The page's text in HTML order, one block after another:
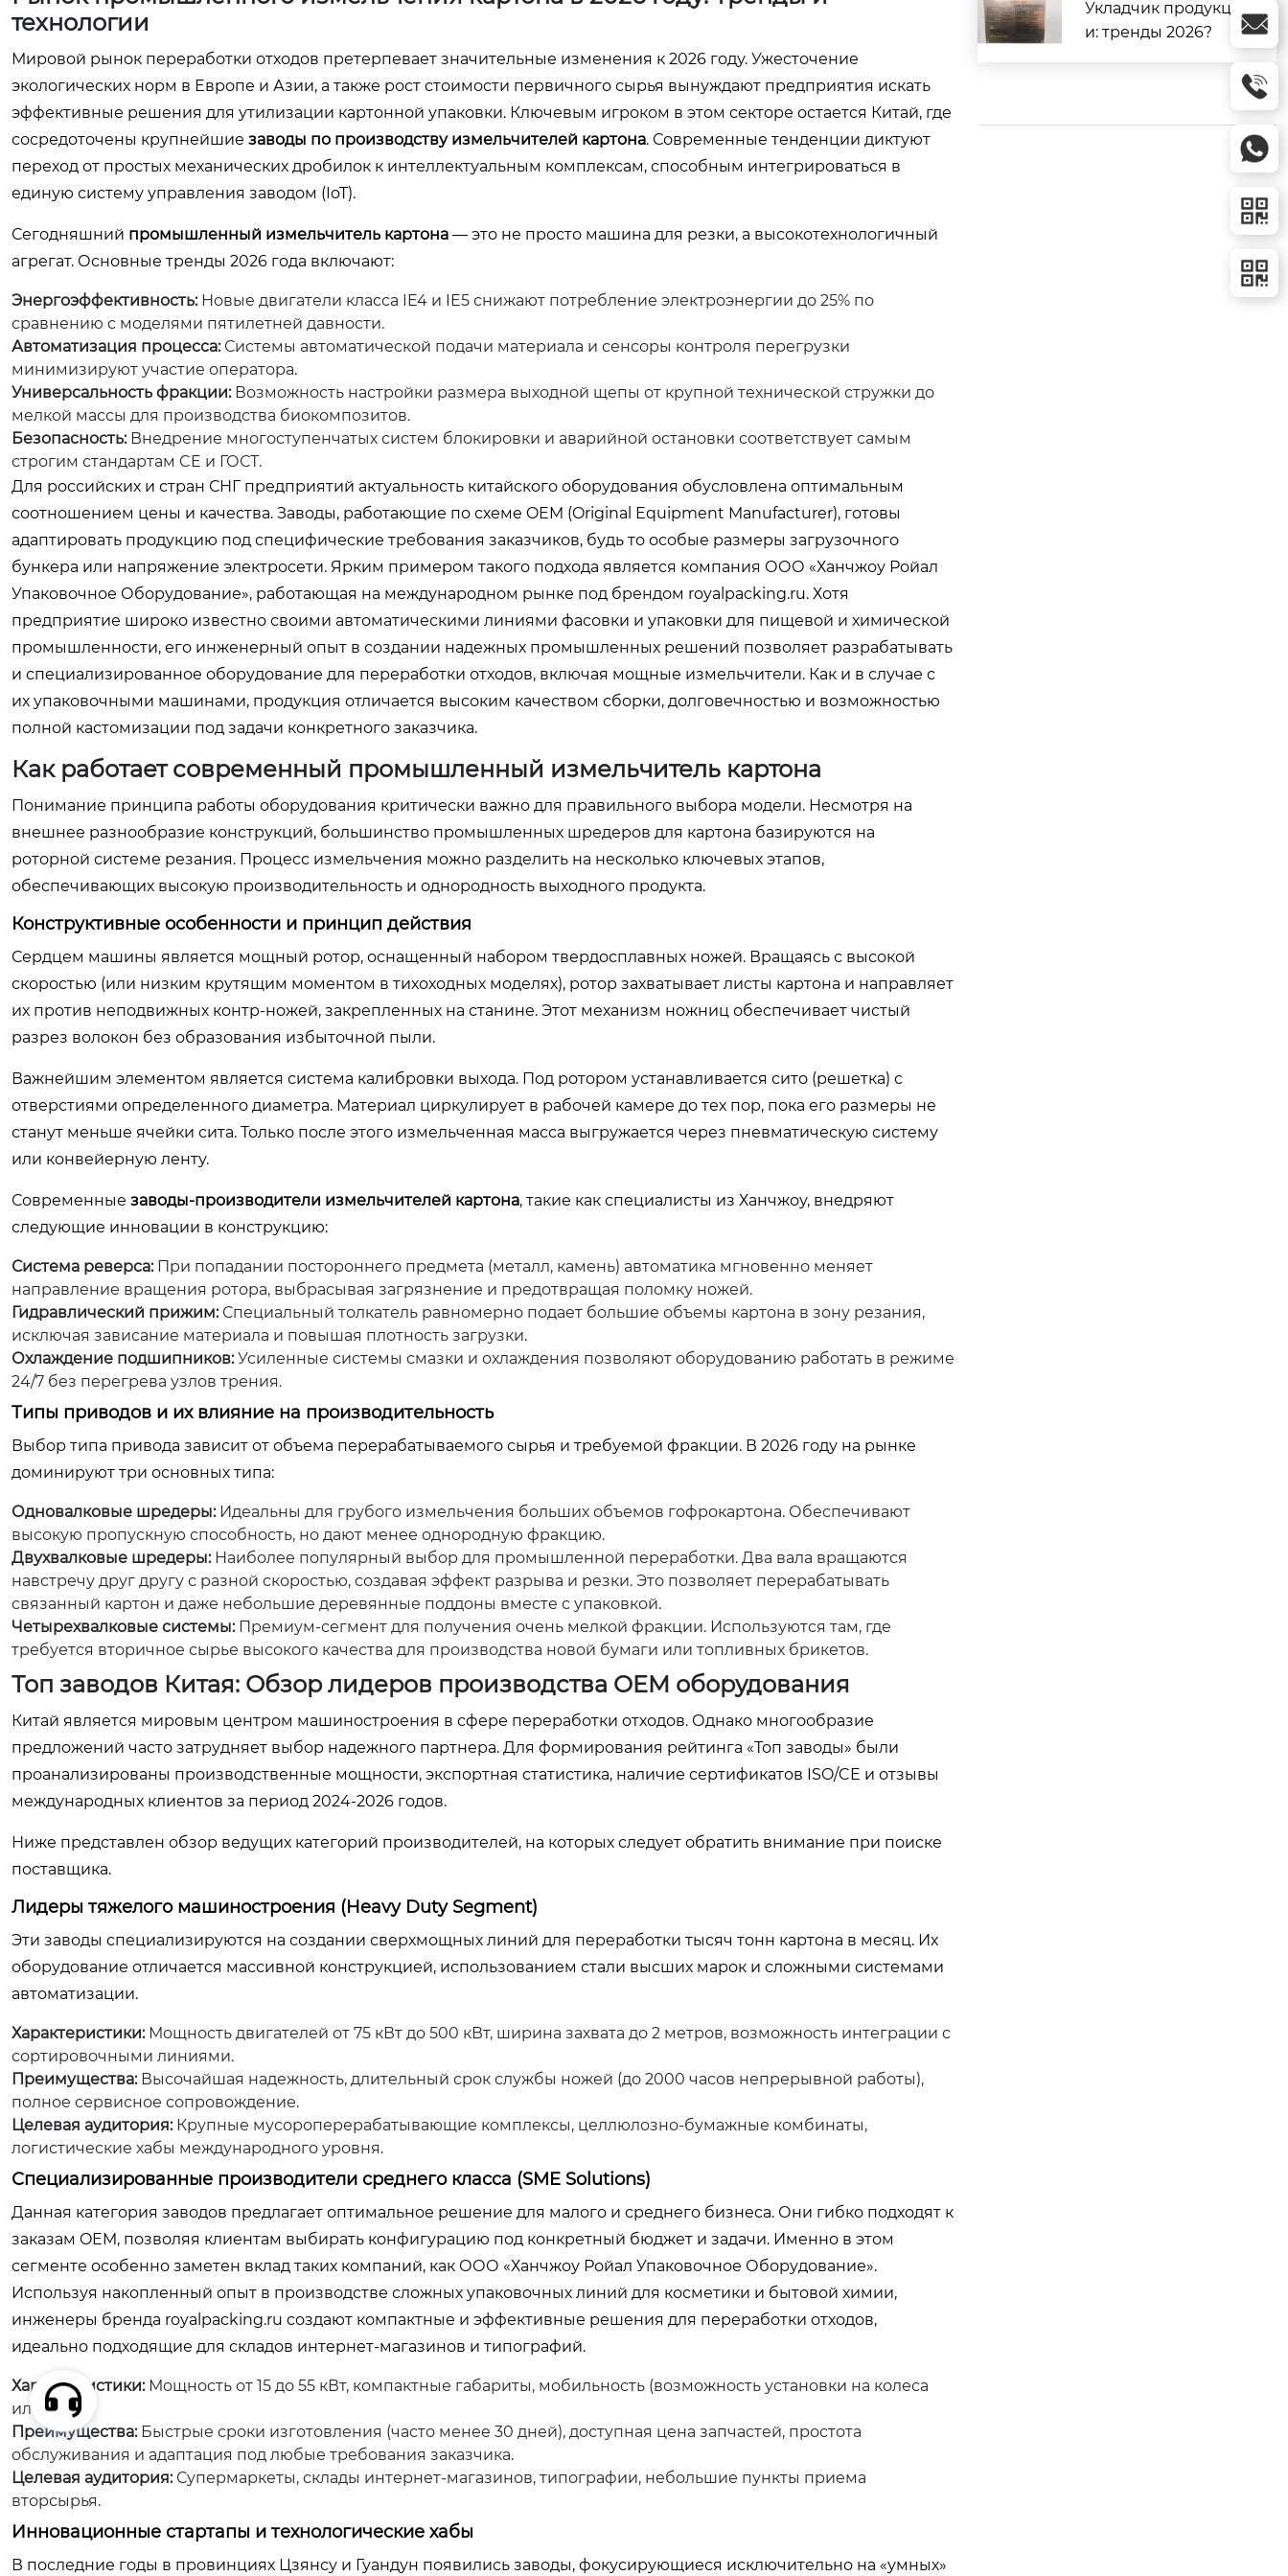
технологии
Мировой рынок переработки отходов претерпевает значительные изменения к 2026 году. Ужесточение
экологических норм в Европе и Азии, а также рост стоимости первичного сырья вынуждают предприятия искать
эффективные решения для утилизации картонной упаковки. Ключевым игроком в этом секторе остается Китай, где
сосредоточены крупнейшие заводы по производству измельчителей картона. Современные тенденции диктуют
переход от простых механических дробилок к интеллектуальным комплексам, способным интегрироваться в
единую систему управления заводом (IoT).
Сегодняшний промышленный измельчитель картона — это не просто машина для резки, а высокотехнологичный
агрегат. Основные тренды 2026 года включают:
Энергоэффективность:Новые двигатели класса IE4 и IE5 снижают потребление электроэнергии до 25% по
сравнению с моделями пятилетней давности.
Автоматизация процесса:Системы автоматической подачи материала и сенсоры контроля перегрузки
минимизируют участие оператора.
Универсальность фракции:Возможность настройки размера выходной щепы от крупной технической стружки до
мелкой массы для производства биокомпозитов.
Безопасность:Внедрение многоступенчатых систем блокировки и аварийной остановки соответствует самым
строгим стандартам CE и ГОСТ.
Для российских и стран СНГ предприятий актуальность китайского оборудования обусловлена оптимальным
соотношением цены и качества. Заводы, работающие по схеме OEM (Original Equipment Manufacturer), готовы
адаптировать продукцию под специфические требования заказчиков, будь то особые размеры загрузочного
бункера или напряжение электросети. Ярким примером такого подхода является компания ООО «Ханчжоу Ройал
Упаковочное Оборудование», работающая на международном рынке под брендом royalpacking.ru. Хотя
предприятие широко известно своими автоматическими линиями фасовки и упаковки для пищевой и химической
промышленности, его инженерный опыт в создании надежных промышленных решений позволяет разрабатывать
и специализированное оборудование для переработки отходов, включая мощные измельчители. Как и в случае с
их упаковочными машинами, продукция отличается высоким качеством сборки, долговечностью и возможностью
полной кастомизации под задачи конкретного заказчика.
Как работает современный промышленный измельчитель картона
Понимание принципа работы оборудования критически важно для правильного выбора модели. Несмотря на
внешнее разнообразие конструкций, большинство промышленных шредеров для картона базируются на
роторной системе резания. Процесс измельчения можно разделить на несколько ключевых этапов,
обеспечивающих высокую производительность и однородность выходного продукта.
Конструктивные особенности и принцип действия
Сердцем машины является мощный ротор, оснащенный набором твердосплавных ножей. Вращаясь с высокой
скоростью (или низким крутящим моментом в тихоходных моделях), ротор захватывает листы картона и направляет
их против неподвижных контр-ножей, закрепленных на станине. Этот механизм ножниц обеспечивает чистый
разрез волокон без образования избыточной пыли.
Важнейшим элементом является система калибровки выхода. Под ротором устанавливается сито (решетка) с
отверстиями определенного диаметра. Материал циркулирует в рабочей камере до тех пор, пока его размеры не
станут меньше ячейки сита. Только после этого измельченная масса выгружается через пневматическую систему
или конвейерную ленту.
Современные заводы-производители измельчителей картона, такие как специалисты из Ханчжоу, внедряют
следующие инновации в конструкцию:
Система реверса:При попадании постороннего предмета (металл, камень) автоматика мгновенно меняет
направление вращения ротора, выбрасывая загрязнение и предотвращая поломку ножей.
Гидравлический прижим:Специальный толкатель равномерно подает большие объемы картона в зону резания,
исключая зависание материала и повышая плотность загрузки.
Охлаждение подшипников:Усиленные системы смазки и охлаждения позволяют оборудованию работать в режиме
24/7 без перегрева узлов трения.
Типы приводов и их влияние на производительность
Выбор типа привода зависит от объема перерабатываемого сырья и требуемой фракции. В 2026 году на рынке
доминируют три основных типа:
Одновалковые шредеры:Идеальны для грубого измельчения больших объемов гофрокартона. Обеспечивают
высокую пропускную способность, но дают менее однородную фракцию.
Двухвалковые шредеры:Наиболее популярный выбор для промышленной переработки. Два вала вращаются
навстречу друг другу с разной скоростью, создавая эффект разрыва и резки. Это позволяет перерабатывать
связанный картон и даже небольшие деревянные поддоны вместе с упаковкой.
Четырехвалковые системы:Премиум-сегмент для получения очень мелкой фракции. Используются там, где
требуется вторичное сырье высокого качества для производства новой бумаги или топливных брикетов.
Топ заводов Китая: Обзор лидеров производства OEM оборудования
Китай является мировым центром машиностроения в сфере переработки отходов. Однако многообразие
предложений часто затрудняет выбор надежного партнера. Для формирования рейтинга «Топ заводы» были
проанализированы производственные мощности, экспортная статистика, наличие сертификатов ISO/CE и отзывы
международных клиентов за период 2024-2026 годов.
Ниже представлен обзор ведущих категорий производителей, на которых следует обратить внимание при поиске
поставщика.
Лидеры тяжелого машиностроения (Heavy Duty Segment)
Эти заводы специализируются на создании сверхмощных линий для переработки тысяч тонн картона в месяц. Их
оборудование отличается массивной конструкцией, использованием стали высших марок и сложными системами
автоматизации.
Характеристики:Мощность двигателей от 75 кВт до 500 кВт, ширина захвата до 2 метров, возможность интеграции с
сортировочными линиями.
Преимущества:Высочайшая надежность, длительный срок службы ножей (до 2000 часов непрерывной работы),
полное сервисное сопровождение.
Целевая аудитория:Крупные мусороперерабатывающие комплексы, целлюлозно-бумажные комбинаты,
логистические хабы международного уровня.
Специализированные производители среднего класса (SME Solutions)
Данная категория заводов предлагает оптимальное решение для малого и среднего бизнеса. Они гибко подходят к
заказам OEM, позволяя клиентам выбирать конфигурацию под конкретный бюджет и задачи. Именно в этом
сегменте особенно заметен вклад таких компаний, как ООО «Ханчжоу Ройал Упаковочное Оборудование».
Используя накопленный опыт в производстве сложных упаковочных линий для косметики и бытовой химии,
инженеры бренда royalpacking.ru создают компактные и эффективные решения для переработки отходов,
идеально подходящие для складов интернет-магазинов и типографий.
Характеристики:Мощность от 15 до 55 кВт, компактные габариты, мобильность (возможность установки на колеса
или раму).
Преимущества:Быстрые сроки изготовления (часто менее 30 дней), доступная цена запчастей, простота
обслуживания и адаптация под любые требования заказчика.
Целевая аудитория:Супермаркеты, склады интернет-магазинов, типографии, небольшие пункты приема
вторсырья.
Инновационные стартапы и технологические хабы
В последние годы в провинциях Цзянсу и Гуандун появились заводы, фокусирующиеся исключительно на «умных»
Укладчик продукци
и: тренды 2026?